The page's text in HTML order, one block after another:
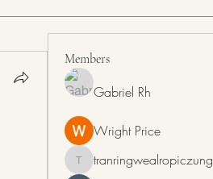
Members
Gabriel Rh
Wright Price
tranringwealropiczung
tranringwealropiczung